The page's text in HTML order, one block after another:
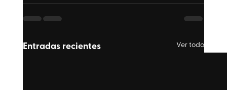
Entradas recientes Ver todo